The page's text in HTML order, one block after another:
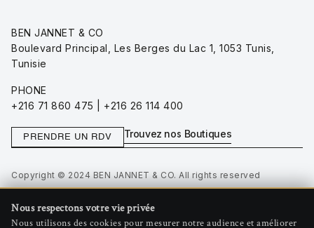
Nous respectons votre vie privée
Nous utilisons des cookies pour mesurer notre audience et améliorer
BEN JANNET & CO
Boulevard Principal, Les Berges du Lac 1, 1053 Tunis,
Tunisie
PHONE
+216 71 860 475 | +216 26 114 400
PRENDRE UN RDV Trouvez nos Boutiques
Copyright © 2024 BEN JANNET & CO. All rights reserved
Terms of Use